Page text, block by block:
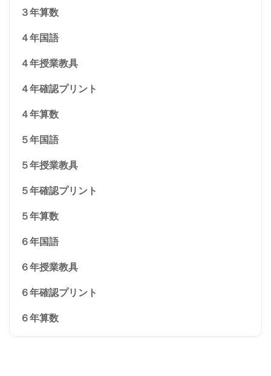
３年算数
４年国語
４年授業教具
４年確認プリント
４年算数
５年国語
５年授業教具
５年確認プリント
５年算数
６年国語
６年授業教具
６年確認プリント
６年算数